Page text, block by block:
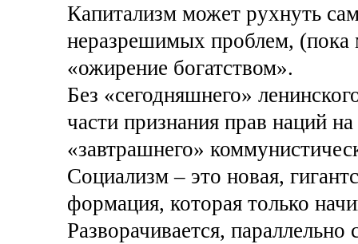
Капитализм может рухнуть
неразрешимых проблем, (пока
«ожирение богатством».
Без «сегодняшнего»
части признания прав наций
«завтрашнего»
Социализм – это новая,
формация, которая только
Разворачивается,